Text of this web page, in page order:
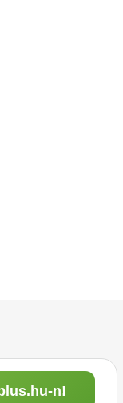
n!